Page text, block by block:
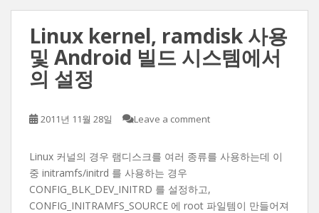
Linux kernel, ramdisk 사용
및 Android 빌드 시스템에서
의 설정
2011년 11월 28일 Leave a comment
Linux 커널의 경우 램디스크를 여러 종류를 사용하는데 이
중 initramfs/initrd 를 사용하는 경우
CONFIG_BLK_DEV_INITRD 를 설정하고,
CONFIG_INITRAMFS_SOURCE 에 root 파일템이 만들어져